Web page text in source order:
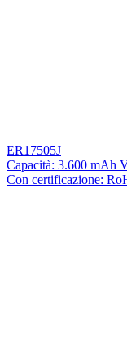
ER17505J
Capacità: 3.600 mAh
Con certificazione: